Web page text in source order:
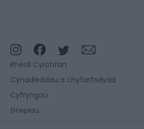
Rheoli Cyrchfan
Cynadleddau a chyfarfodydd
Cyfryngau
Grwpiau